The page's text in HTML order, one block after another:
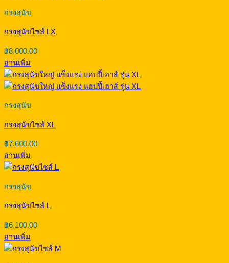
กรงสุนัข
กรงสุนัขไซส์ LX
฿8,000.00
อ่านเพิ่ม
กรงสุนัข
กรงสุนัขไซส์ XL
฿7,600.00
อ่านเพิ่ม
กรงสุนัข
กรงสุนัขไซส์ L
฿6,100.00
อ่านเพิ่ม